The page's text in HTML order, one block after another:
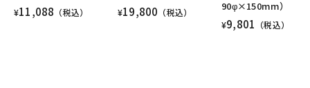
¥11,088 （税込） ¥19,800 （税込）
90φ×150mm）
¥9,801 （税込）